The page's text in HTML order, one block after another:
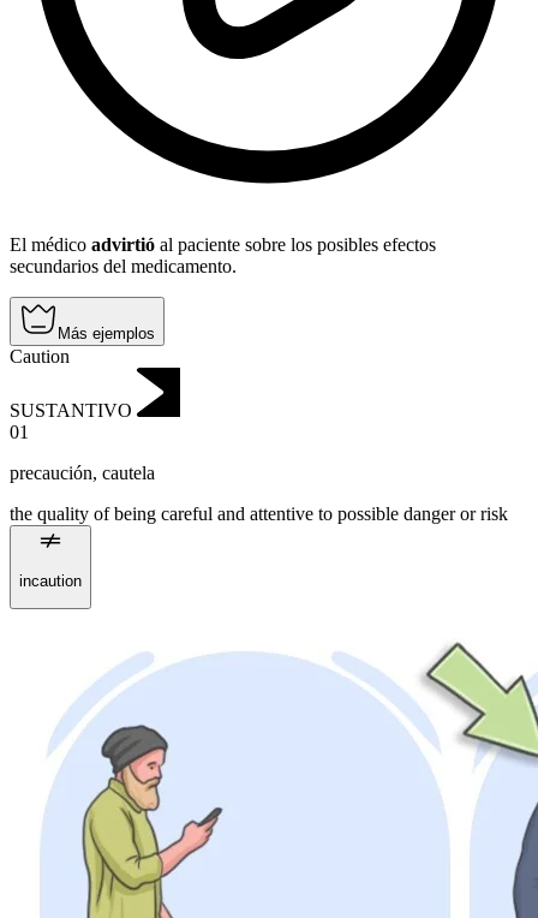
El médico advirtió al paciente sobre los posibles efectos
secundarios del medicamento.
Más ejemplos
Caution
SUSTANTIVO
01
precaución, cautela
the quality of being careful and attentive to possible danger or risk
incaution